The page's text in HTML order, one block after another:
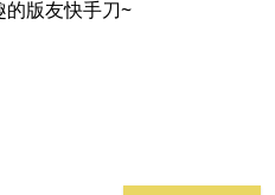
版友快手刀~